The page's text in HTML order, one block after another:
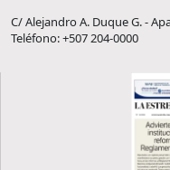
C/ Alejandro A. Duque G. -
Teléfono: +507 204-0000